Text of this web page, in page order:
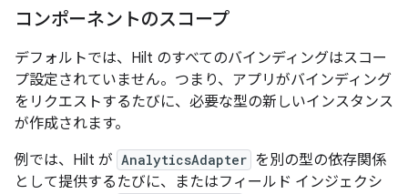
コンポーネントのスコープ
デフォルトでは、Hilt のすべてのバインディングはスコー
プ設定されていません。つまり、アプリがバインディング
をリクエストするたびに、必要な型の新しいインスタンス
が作成されます。
例では、Hilt が AnalyticsAdapter を別の型の依存関係
として提供するたびに、またはフィールド インジェクシ